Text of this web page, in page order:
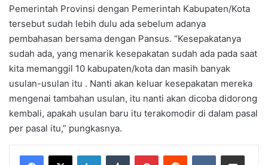
Pemerintah Provinsi dengan Pemerintah Kabupaten/Kota
tersebut sudah lebih dulu ada sebelum adanya
pembahasan bersama dengan Pansus. “Kesepakatanya
sudah ada, yang menarik kesepakatan sudah ada pada saat
kita memanggil 10 kabupaten/kota dan masih banyak
usulan-usulan itu . Nanti akan keluar kesepakatan mereka
mengenai tambahan usulan, itu nanti akan dicoba didorong
kembali, apakah usulan baru itu terakomodir di dalam pasal
per pasal itu,” pungkasnya.